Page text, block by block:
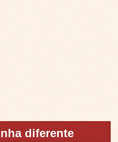
diferente